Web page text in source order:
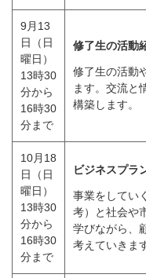
9月13
日（日
曜日）
13時30
分から
16時30
分まで
修了生の活動
修了生の活動
ます。交流と
構築します。
10月18
日（日
曜日）
13時30
分から
16時30
分まで
ビジネスプラ
事業をしてい
考）と社会や
学びながら、
考えていきま